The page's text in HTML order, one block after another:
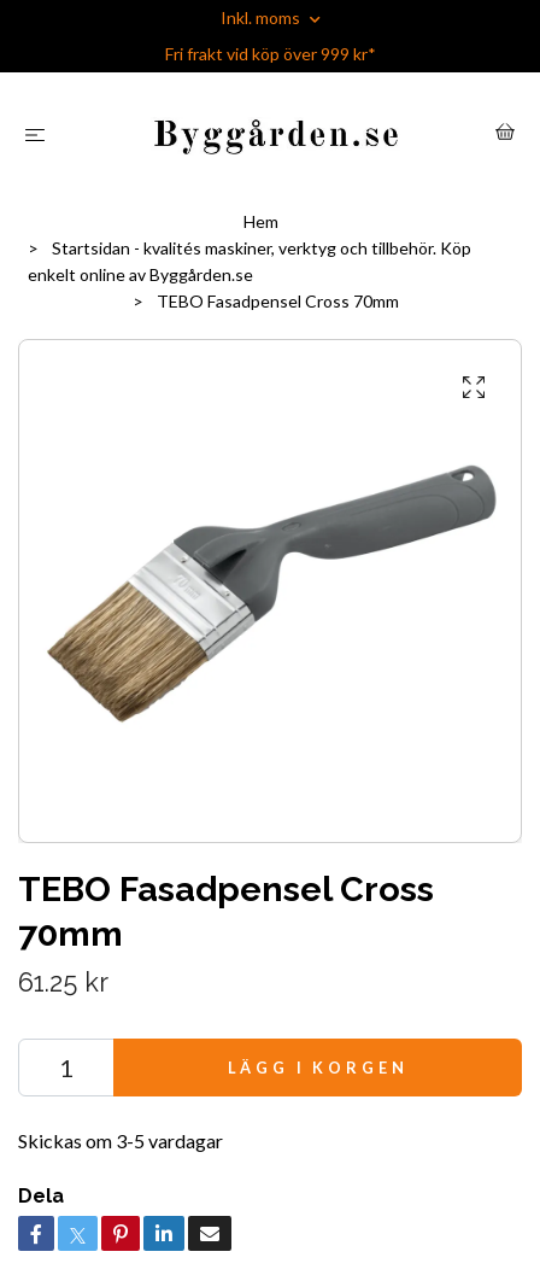
Inkl. moms
Fri frakt vid köp över 999 kr*
Hem
Startsidan - kvalités maskiner, verktyg och tillbehör. Köp
enkelt online av Byggården.se
TEBO Fasadpensel Cross 70mm
TEBO Fasadpensel Cross
70mm
61.25 kr
LÄGG I KORGEN
Skickas om 3-5 vardagar
Dela